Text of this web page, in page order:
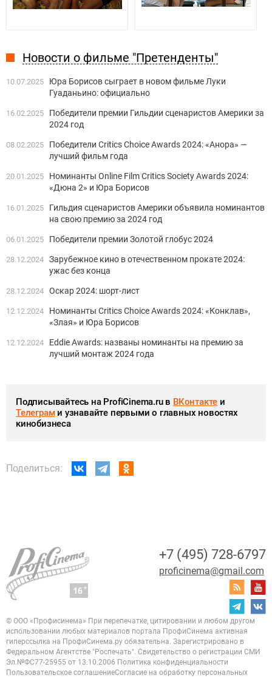
Новости о фильме "Претенденты"
10.07.2025
Юра Борисов сыграет в новом фильме Луки
Гуаданьино: официально
16.02.2025
Победители премии Гильдии сценаристов Америки за
2024 год
08.02.2025
Победители Critics Choice Awards 2024: «Анора» —
лучший фильм года
20.01.2025
Номинанты Online Film Critics Society Awards 2024:
«Дюна 2» и Юра Борисов
16.01.2025
Гильдия сценаристов Америки объявила номинантов
на свою премию за 2024 год
06.01.2025 Победители премии Золотой глобус 2024
28.12.2024 Зарубежное кино в отечественном прокате 2024:
ужас без конца
28.12.2024 Оскар 2024: шорт-лист
12.12.2024
Номинанты Critics Choice Awards 2024: «Конклав»,
«Злая» и Юра Борисов
12.12.2024
Eddie Awards: названы номинанты на премию за
лучший монтаж 2024 года
Подписывайтесь на ProfiCinema.ru в ВКонтакте и
Телеграми узнавайте первыми о главных новостях
кинобизнеса
Поделиться:
+7 (495) 728-6797
proficinema@gmail.com
© ООО «Профисинема» При перепечатке, цитировании и любом другом
использовании любых материалов портала ПрофиСинема активная
гиперссылка на ПрофиСинема.ру обязательна. Зарегистрировано в
Федеральном Агентстве "Роспечать". Свидетельство о регистрации СМИ
Эл.№ФС77-25955 от 13.10.2006 Политика конфиденциальности
Пользовательское соглашениеСогласие на обработку персональных